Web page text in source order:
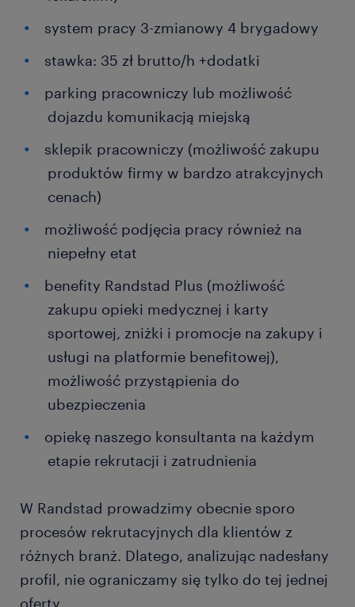
system pracy 3-zmianowy 4 brygadowy
stawka: 35 zł brutto/h +dodatki
parking pracowniczy lub możliwość
dojazdu komunikacją miejską
sklepik pracowniczy (możliwość zakupu
produktów firmy w bardzo atrakcyjnych
cenach)
możliwość podjęcia pracy również na
niepełny etat
benefity Randstad Plus (możliwość
zakupu opieki medycznej i karty
sportowej, zniżki i promocje na zakupy i
usługi na platformie benefitowej),
możliwość przystąpienia do
ubezpieczenia
opiekę naszego konsultanta na każdym
etapie rekrutacji i zatrudnienia
W Randstad prowadzimy obecnie sporo
procesów rekrutacyjnych dla klientów z
różnych branż. Dlatego, analizując nadesłany
profil, nie ograniczamy się tylko do tej jednej
oferty.